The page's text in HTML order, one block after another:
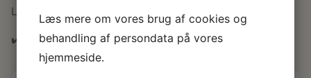
LEVERING
✔️ Gratis levering til brofaste øer og fastland.
Læs mere om vores brug af cookies og
behandling af persondata på vores
hjemmeside.